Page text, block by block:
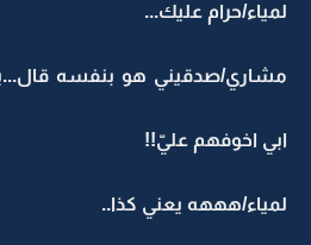
لمياء/حرام عليك...
مشاري/صدقيني هو بنفسه
ابي اخوفهم عليّ!!
لمياء/هههه يعني كذا..